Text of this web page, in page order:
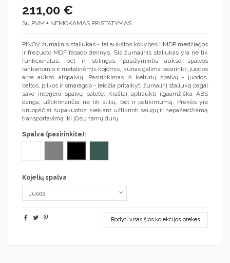
211,00 €
Su PVM + NEMOKAMAS PRISTATYMAS
PINOV žurnalinis staliukas - tai aukštos kokybės LMDP medžiagos
ir frezuoto MDF fasado derinys. Šis žurnalinis staliukas yra ne tik
funkcionalus, bet ir stilingas, pasižymintis aukso spalvos
rankenomis ir metalinėmis kojomis, kurias galima pasirinkti juodos
arba aukso atspalvių. Pasirinkimas iš keturių spalvų - juodos,
baltos, pilkos ir smaragdo - leidžia pritaikyti žurnalinį staliuką pagal
savo interjero spalvų paletę. Kraštai aptraukti ilgaamžiška ABS
danga, užtikrinančia ne tik stilių, bet ir patikimumą. Prekės yra
kruopščiai supakuotos, siekiant užtikrinti saugų ir nepažeidžiamą
transportavimą iki jūsų namų durų.
Spalva (pasirinkite):
Kojelių spalva
Rodyti visas šios kolekcijos prekes